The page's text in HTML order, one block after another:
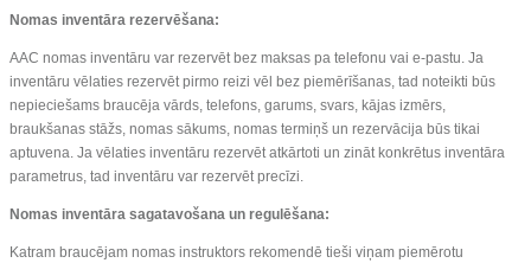
Nomas inventāra rezervēšana:
AAC nomas inventāru var rezervēt bez maksas pa telefonu vai e-pastu. Ja
inventāru vēlaties rezervēt pirmo reizi vēl bez piemērīšanas, tad noteikti būs
nepieciešams braucēja vārds, telefons, garums, svars, kājas izmērs,
braukšanas stāžs, nomas sākums, nomas termiņš un rezervācija būs tikai
aptuvena. Ja vēlaties inventāru rezervēt atkārtoti un zināt konkrētus inventāra
parametrus, tad inventāru var rezervēt precīzi.
Nomas inventāra sagatavošana un regulēšana:
Katram braucējam nomas instruktors rekomendē tieši viņam piemērotu